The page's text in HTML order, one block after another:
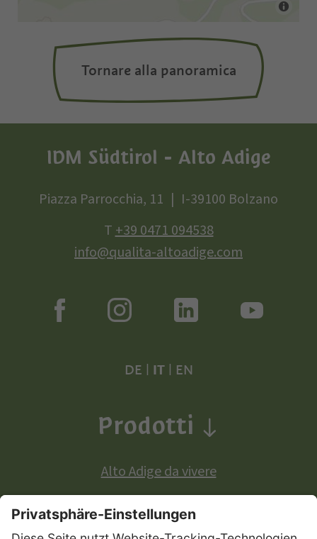
Tornare alla panoramica
IDM Südtirol - Alto Adige
Piazza Parrocchia, 11
I-39100 Bolzano
T+39 0471 094538
info@qualita-altoadige.com
DE IT| EN
Prodotti
Alto Adige da vivere
Prodotti a denominazione di origine europea: